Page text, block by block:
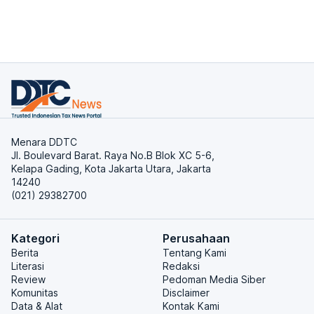
Menara DDTC
Jl. Boulevard Barat. Raya No.B Blok XC 5-6,
Kelapa Gading, Kota Jakarta Utara, Jakarta
14240
(021) 29382700
Kategori
Berita
Literasi
Review
Komunitas
Data & Alat
Perusahaan
Tentang Kami
Redaksi
Pedoman Media Siber
Disclaimer
Kontak Kami